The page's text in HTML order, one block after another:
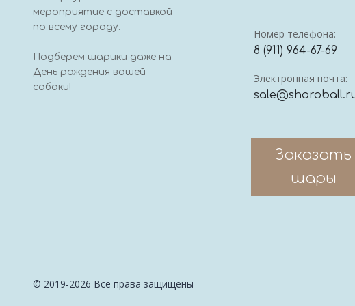
мероприятие с доставкой
по всему городу.
Подберем шарики даже на
День рождения вашей
собаки!
Номер телефона:
8 (911) 964-67-69
Электронная почта:
Заказать
шары
© 2019-2026 Все права защищены